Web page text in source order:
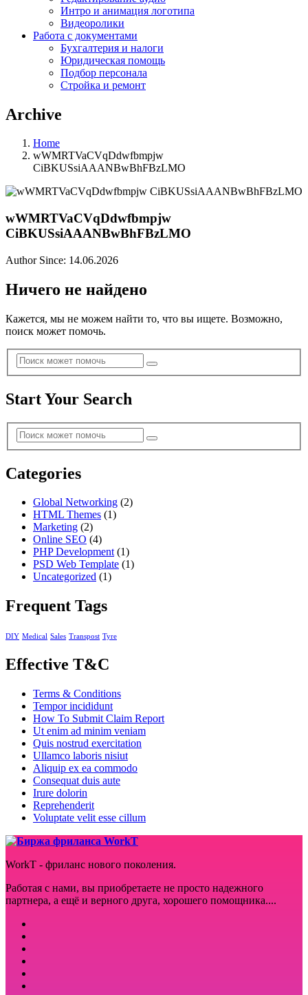
Интро и анимация логотипа
Видеоролики
Работа с документами
Бухгалтерия и налоги
Юридическая помощь
Подбор персонала
Стройка и ремонт
Archive
Home
wWMRTVaCVqDdwfbmpjw
CiBKUSsiAAANBwBhFBzLMO
wWMRTVaCVqDdwfbmpjw
CiBKUSsiAAANBwBhFBzLMO
Author Since: 14.06.2026
Ничего не найдено
Кажется, мы не можем найти то, что вы ищете. Возможно,
поиск может помочь.
Start Your Search
Categories
Global Networking (2)
HTML Themes (1)
Marketing (2)
Online SEO (4)
PHP Development(1)
PSD Web Template (1)
Uncategorized (1)
Frequent Tags
DIY Medical Sales Transpost Tyre
Effective T&C
Terms & Conditions
Tempor incididunt
How To Submit Claim Report
Ut enim ad minim veniam
Quis nostrud exercitation
Ullamco laboris nisiut
Aliquip ex ea commodo
Consequat duis aute
Irure dolorin
Reprehenderit
Voluptate velit esse cillum
WorkT - фриланс нового поколения.
Работая с нами, вы приобретаете не просто надежного
партнера, а ещё и верного друга, хорошего помощника....